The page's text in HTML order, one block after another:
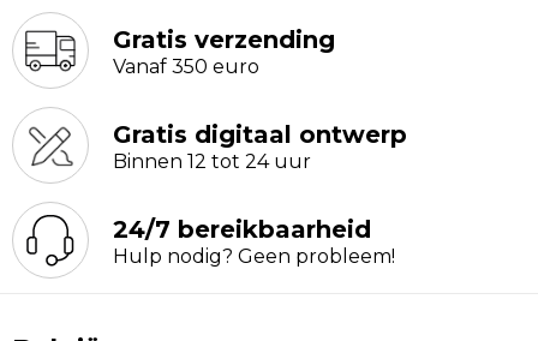
Gratis verzending
Vanaf 350 euro
Gratis digitaal ontwerp
Binnen 12 tot 24 uur
24/7 bereikbaarheid
Hulp nodig? Geen probleem!